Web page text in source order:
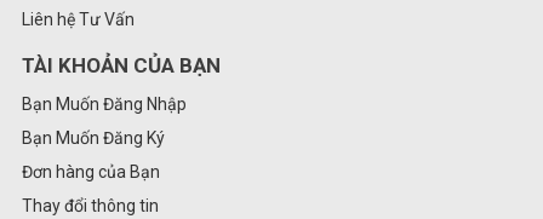
Liên hệ Tư Vấn
TÀI KHOẢN CỦA BẠN
Bạn Muốn Đăng Nhập
Bạn Muốn Đăng Ký
Đơn hàng của Bạn
Thay đổi thông tin